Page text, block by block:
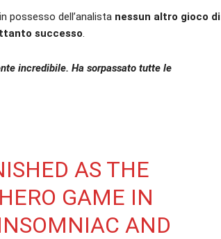
possesso dell’analista nessun altro gioco di
successo.
incredibile. Ha sorpassato tutte le
AS THE
GAME IN
AND